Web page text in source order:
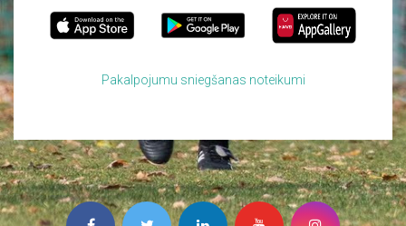
Pakalpojumu sniegšanas noteikumi